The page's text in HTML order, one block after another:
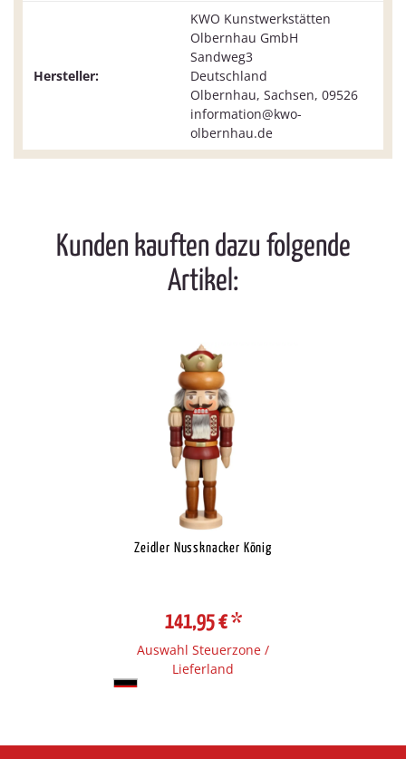
Hersteller:
KWO Kunstwerkstätten
Olbernhau GmbH
Sandweg3
Deutschland
Olbernhau, Sachsen, 09526
information@kwo-
olbernhau.de
Kunden kauften dazu folgende
Artikel:
Zeidler Nussknacker König
141,95 €*
Auswahl Steuerzone /
Lieferland